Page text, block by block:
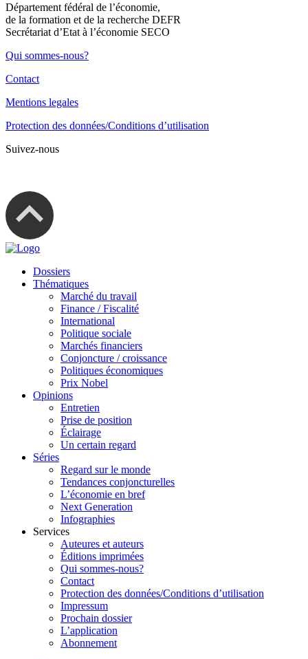
Département fédéral de l’économie,
de la formation et de la recherche DEFR
Secrétariat d’Etat à l’économie SECO
Qui sommes-nous?
Contact
Mentions legales
Protection des données/Conditions d’utilisation
Suivez-nous
Dossiers
Thématiques
Marché du travail
Finance / Fiscalité
International
Politique sociale
Marchés financiers
Conjoncture / croissance
Politiques économiques
Prix Nobel
Opinions
Entretien
Prise de position
Éclairage
Un certain regard
Séries
Regard sur le monde
Tendances conjoncturelles
L’économie en bref
Next Generation
Infographies
Services
Auteures et auteurs
Éditions imprimées
Qui sommes-nous?
Contact
Protection des données/Conditions d’utilisation
Impressum
Prochain dossier
L’application
Abonnement